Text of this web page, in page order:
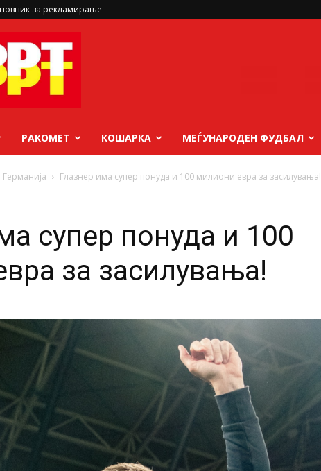
за рекламирање
РАКОМЕТ КОШАРКА МЕЃУНАРОДЕН ФУДБАЛ
Германија Глазнер има супер понуда и 100 милиони евра за засилувања!
супер понуда и 100
за засилувања!